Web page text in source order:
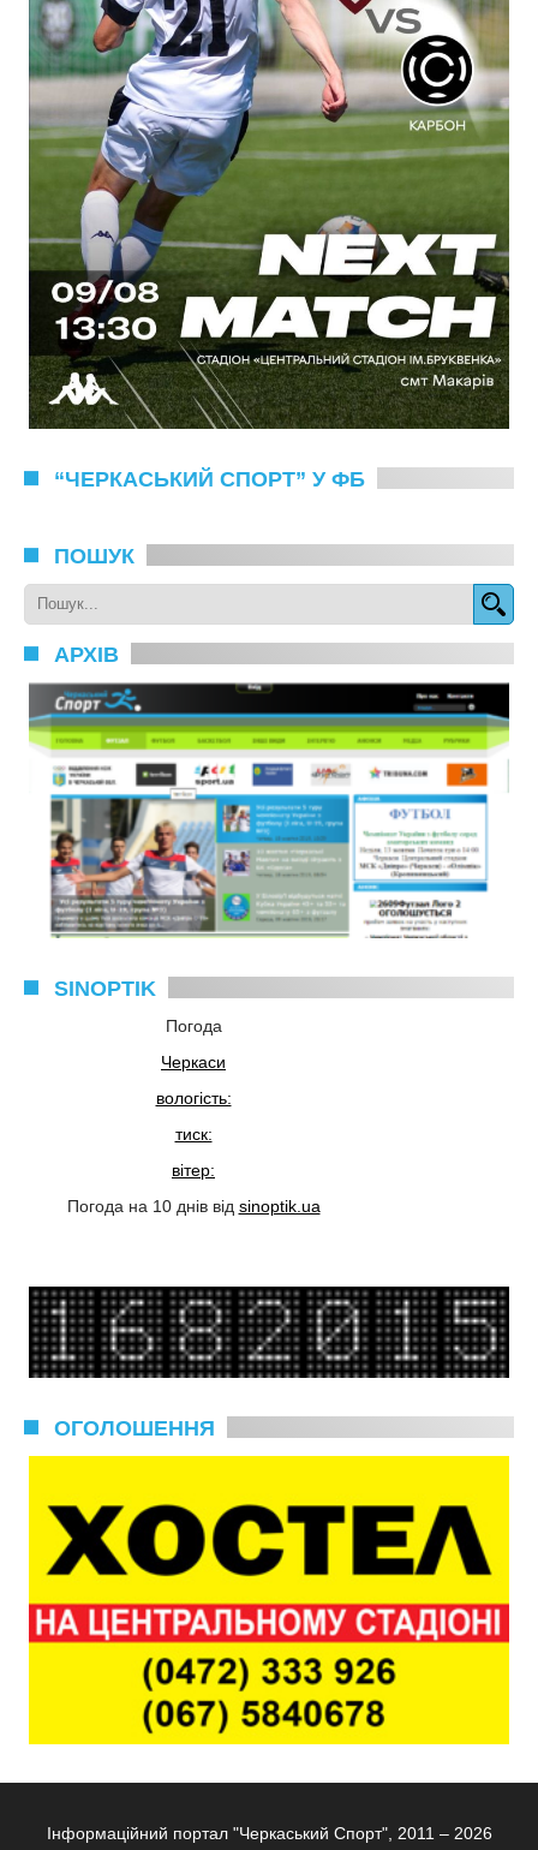
“ЧЕРКАСЬКИЙ СПОРТ” У ФБ
ПОШУК
АРХІВ
SINOPTIK
Погода
Черкаси
вологість:
тиск:
вітер:
Погода на 10 днів від sinoptik.ua
ОГОЛОШЕННЯ
Інформаційний портал "Черкаський Спорт", 2011 – 2026